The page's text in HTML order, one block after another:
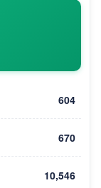
604
670
10,546